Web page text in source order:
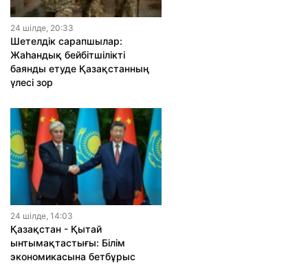
24 шiлде, 20:33
Шетелдік сарапшылар:
Жаһандық бейбітшілікті
баянды етуде Қазақстанның
үлесі зор
24 шiлде, 14:03
Қазақстан - Қытай
ынтымақтастығы: Білім
экономикасына бетбұрыс